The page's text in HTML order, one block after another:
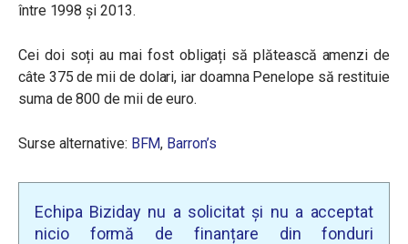
între 1998 și 2013.
Cei doi soți au mai fost obligați să plătească amenzi de
câte 375 de mii de dolari, iar doamna Penelope să restituie
suma de 800 de mii de euro.
Surse alternative: BFM, Barron’s
Echipa Biziday nu a solicitat și nu a acceptat
nicio formă de finanțare din fonduri